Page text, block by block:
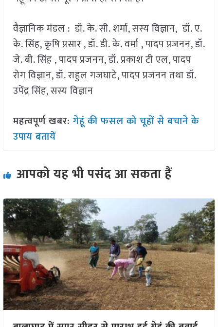
वैज्ञानिक मंडल : डॉ. के. सी. शर्मा, सस्य विज्ञान, डॉ. ए.
के. सिंह, कृषि प्रसार , डॉ. डी. के. वर्मा , पादप प्रजनन, डॉ.
जे. बी. सिंह , पादप प्रजनन, डॉ. प्रकाश टी एल, पादप
रोग विज्ञान, डॉ. राहुल गजघाटे, पादप प्रजनन तथा डॉ.
उपेंद्र सिंह, सस्य विज्ञान
महत्वपूर्ण खबर:गेहूं की फसल को चूहों से बचाने के
उपाय बतायें
आपको यह भी पसंद आ सकता हैं